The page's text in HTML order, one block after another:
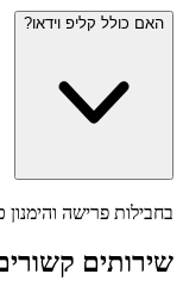
האם כולל קליפ וידאו?
בחבילות פרישה
שירותים